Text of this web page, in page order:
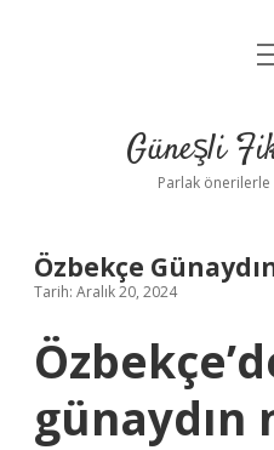
Yasal
Güneşli
Parlak önerilerle
Özbekçe
Tarih: Aralık 20, 2024
günaydın